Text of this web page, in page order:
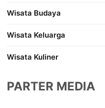
Wisata Budaya
Wisata Keluarga
Wisata Kuliner
PARTER MEDIA